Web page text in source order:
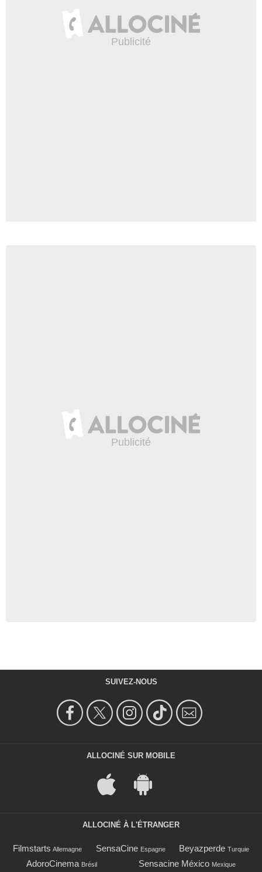
SUIVEZ-NOUS
ALLOCINÉ SUR MOBILE
ALLOCINÉ À L'ÉTRANGER
Filmstarts Allemagne SensaCine Espagne Beyazperde Turquie
AdoroCinema Brésil Sensacine México Mexique